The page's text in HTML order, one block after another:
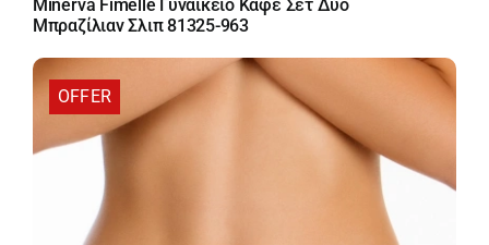
was:
τιμή
17,25 €.
Minerva Fimelle Γυναικείο Καφέ Σετ Δύο
Μπραζίλιαν Σλιπ 81325-963
OFFER